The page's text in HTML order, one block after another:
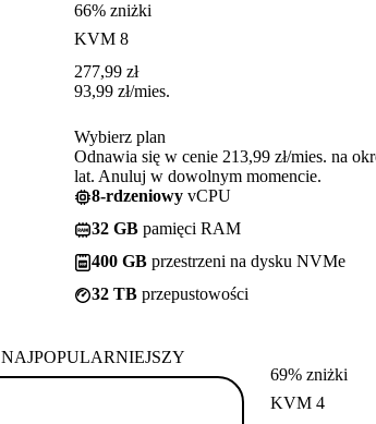
66% zniżki
KVM 8
277,99 zł
93,99 zł/mies.
Wybierz plan
Odnawia się w cenie 213,99 zł/mies. na
lat. Anuluj w dowolnym momencie.
8-rdzeniowy vCPU
32 GB pamięci RAM
400 GB przestrzeni na dysku NVMe
32 TB przepustowości
NAJPOPULARNIEJSZY
69% zniżki
KVM 4